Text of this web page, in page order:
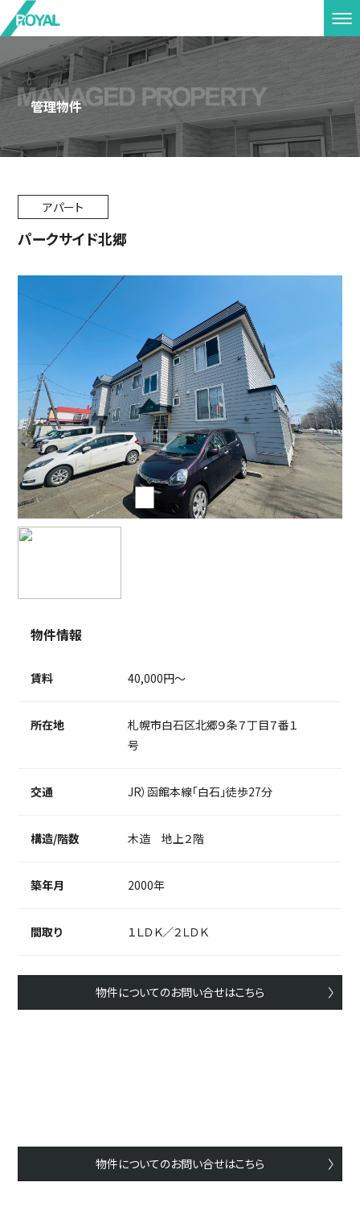
管理物件
アパート
パークサイド北郷
物件情報
賃料 40,000円～
所在地
札幌市白石区北郷９条７丁目７番１
号
交通 JR）函館本線「白石」徒歩27分
構造/階数 木造 地上２階
築年月 2000年
間取り １ＬＤＫ／２ＬＤＫ
物件についてのお問い合せはこちら
物件についてのお問い合せはこちら